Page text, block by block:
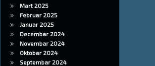
Mart 2025
Februar 2025
Januar 2025
Decembar 2024
Novembar 2024
Oktobar 2024
Septembar 2024